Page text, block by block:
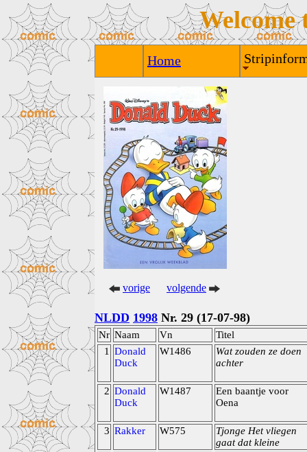
Welcome
Home
vorige volgende
NLDD 1998 Nr. 29 (17-07-98)
Nr Naam Vn
Titel
1
Donald
Duck
W1486
Wat zouden ze doen
achter
2 Donald
Duck
W1487
Een baantje voor
Oena
3 Rakker W575
Tjonge Het vliegen
gaat dat kleine